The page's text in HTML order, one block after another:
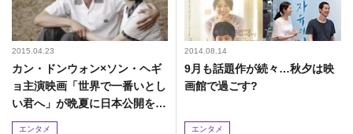
2015.04.23
カン・ドンウォン×ソン・ヘギ
ョ主演映画「世界で一番いとし
い君へ」が晩夏に日本公開を決
定!
エンタメ
2014.08.14
9月も話題作が続々…秋夕は映
画館で過ごす?
エンタメ